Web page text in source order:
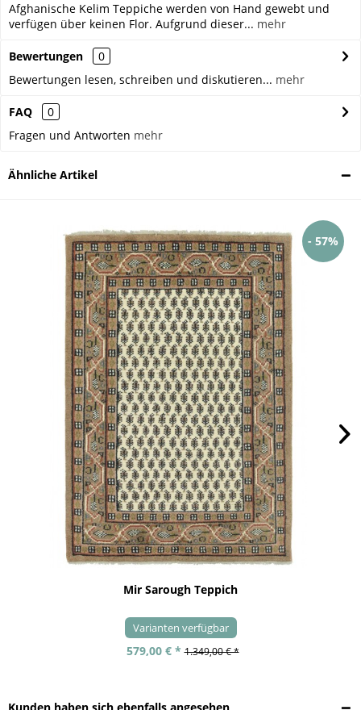
Afghanische Kelim Teppiche werden von Hand gewebt und
verfügen über keinen Flor. Aufgrund dieser... mehr
Bewertungen
0
Bewertungen lesen, schreiben und diskutieren... mehr
FAQ
0
Fragen und Antworten mehr
Ähnliche Artikel
- 57%
Mir Sarough Teppich
Varianten verfügbar
579,00 € * 1.349,00 € *